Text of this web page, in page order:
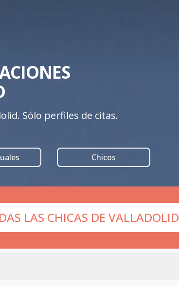
Sólo perfiles de citas.
Chicos
LAS CHICAS DE VALLADOLID